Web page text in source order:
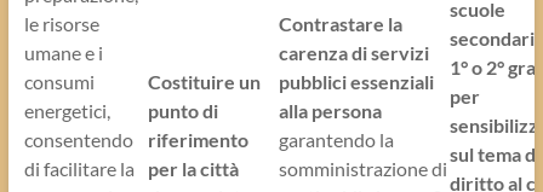
le risorse
umane e i
consumi
energetici,
consentendo
di facilitare la
Costituire un
punto di
riferimento
per la città
Contrastare la
carenza di servizi
pubblici essenziali
alla persona
garantendo la
somministrazione di
scuole
1° o 2°
per
sul tema
diritto al